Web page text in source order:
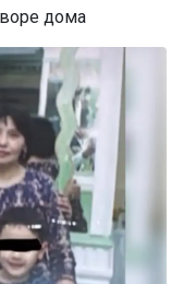
дома